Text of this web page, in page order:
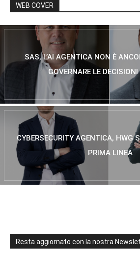
WEB COVER
SAS, L’AI AGENTICA NON È
GOVERNARE LE
CYBERSECURITY AGENTICA, HWG
PRIMA LINEA
Resta aggiornato con la nostra